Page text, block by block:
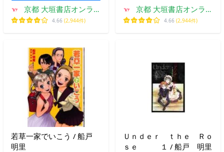
京都 大垣書店オンライ
ン
4.66 (2,944件)
京都 大垣書店オンライ
ン
4.66 (2,944件)
若草一家でいこう / 船戸
明里
Ｕｎｄｅｒ ｔｈｅ Ｒｏ
ｓｅ １ / 船戸 明里